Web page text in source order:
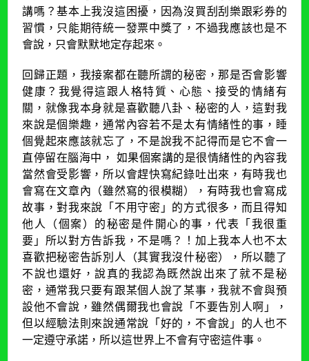
講嗎？基本上我沒這困擾，因為沒買刮刮樂跟彩券的
習慣，只能期待統一發票中獎了，不過我應該也是不
會說，只會默默地定存起來。
回歸正題，我接案都在聽所謂的秘密，那是否會影響
健康？我覺得這跟人格特質、心態、接受的情緒有
關，就像我本身就是喜歡聽八卦、秘密的人，這對我
來說是個樂趣，通常內容若不是太有情緒性的事，睡
個覺起來應該就忘了，不是說我不記得而是它不會一
直停留在腦海中， 如果個案講的是很情緒性的內容我
當然會受影響，所以會趕快寫紀錄吐出來，有時我也
會寫在文章內（雖然寫的很模糊），有時我也會寫成
故事，對我來說「不用守密」的方式很多，而且得知
他人（個案）的秘密是件開心的事，代表「我很重
要」所以對方告訴我，不是嗎？！加上我本人也不太
喜歡把秘密告訴別人（其實我沒什秘密），所以聽了
不說也還好，說真的我認為既然說出來了就不是秘
密，通常我只要有跟某個人說了某事，我就不會與預
設他不會說，雖然偶爾我也會說「不要告別人啊」，
但以經驗法則來說通常說「好的，不會說」的人也不
一定遵守承諾，所以這世界上不會有守密這件事。